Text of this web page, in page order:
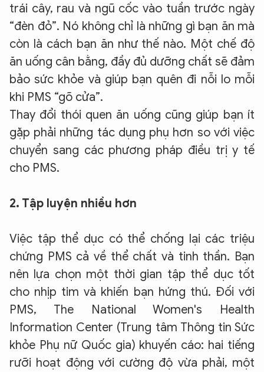
trái cây, rau và ngũ cốc vào tuần trước ngày
“đèn đỏ”. Nó không chỉ là những gì bạn ăn mà
còn là cách bạn ăn như thế nào. Một chế độ
ăn uống cân bằng, đầy đủ dưỡng chất sẽ đảm
bảo sức khỏe và giúp bạn quên đi nỗi lo mỗi
khi PMS “gõ cửa”.
Thay đổi thói quen ăn uống cũng giúp bạn ít
gặp phải những tác dụng phụ hơn so với việc
chuyển sang các phương pháp điều trị y tế
cho PMS.
2. Tập luyện nhiều hơn
Việc tập thể dục có thể chống lại các triệu
chứng PMS cả về thể chất và tinh thần. Bạn
nên lựa chọn một thời gian tập thể dục tốt
cho nhịp tim và khiến bạn hứng thú. Đối với
PMS, The National Women's Health
Information Center (Trung tâm Thông tin Sức
khỏe Phụ nữ Quốc gia) khuyến cáo: hai tiếng
rưỡi hoạt động với cường độ vừa phải, một